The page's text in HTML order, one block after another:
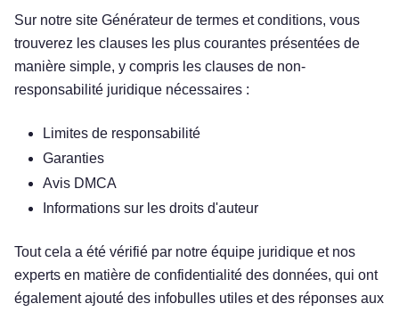
Sur notre site Générateur de termes et conditions, vous
trouverez les clauses les plus courantes présentées de
manière simple, y compris les clauses de non-
responsabilité juridique nécessaires :
Limites de responsabilité
Garanties
Avis DMCA
Informations sur les droits d'auteur
Tout cela a été vérifié par notre équipe juridique et nos
experts en matière de confidentialité des données, qui ont
également ajouté des infobulles utiles et des réponses aux